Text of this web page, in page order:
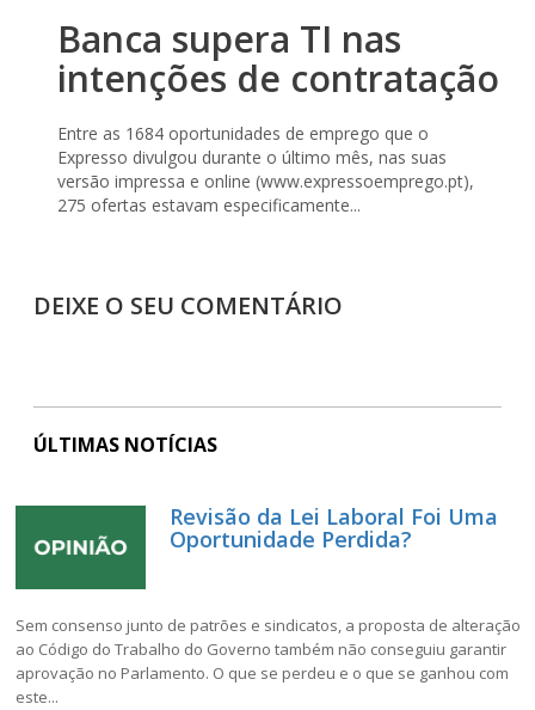
Banca supera TI nas
intenções de contratação
Entre as 1684 oportunidades de emprego que o
Expresso divulgou durante o último mês, nas suas
versão impressa e online (www.expressoemprego.pt),
275 ofertas estavam especificamente...
DEIXE O SEU COMENTÁRIO
ÚLTIMAS NOTÍCIAS
Revisão da Lei Laboral Foi Uma
Oportunidade Perdida?
Sem consenso junto de patrões e sindicatos, a proposta de alteração
ao Código do Trabalho do Governo também não conseguiu garantir
aprovação no Parlamento. O que se perdeu e o que se ganhou com
este...